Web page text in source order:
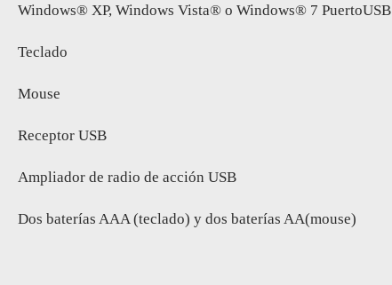
Windows® XP, Windows Vista® o Windows® 7 PuertoUSB
Teclado
Mouse
Receptor USB
Ampliador de radio de acción USB
Dos baterías AAA (teclado) y dos baterías AA(mouse)